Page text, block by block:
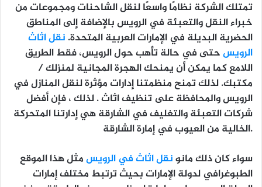
تمتلك الشركة نظامًا واسعًا لنقل الشاحنات ومجموعات من
خبراء النقل والتعبئة في الرويس بالإضافة إلى المناطق
الحضرية البديلة في الإمارات العربية المتحدة. نقل اثاث
الرويسحتى في حالة تأهب حول الرويس، فقط الطريق
اللامع كما يمكن أن يمنحك الهجرة المجانية لمنزلك /
مكتبك. لذلك تمنح منظمتنا إدارات مؤثرة لنقل المنازل في
الرويس والمحافظة على تنظيف اثاث . لذلك ، فإن أفضل
شركات التعبئة والتغليف في الشارقة هي إدارتنا المتحركة
الخالية من العيوب في إمارة الشارقة.
سواء كان ذلك مانونقل اثاث في الرويسمثل هذا الموقع
الطبوغرافي لدولة الإمارات بحيث ترتبط مختلف إمارات